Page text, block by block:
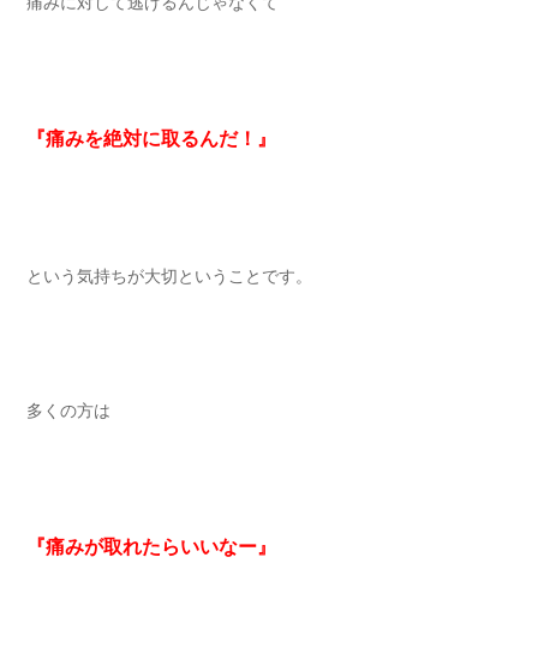
『痛みを絶対に取るんだ！』
という気持ちが大切ということです。
多くの方は
『痛みが取れたらいいなー』